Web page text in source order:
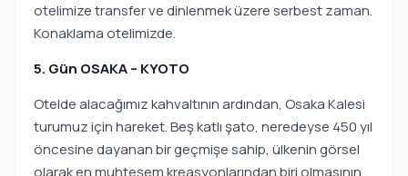
otelimize transfer ve dinlenmek üzere serbest zaman.
Konaklama otelimizde.
5. Gün OSAKA – KYOTO
Otelde alacağımız kahvaltının ardından, Osaka Kalesi
turumuz için hareket. Beş katlı şato, neredeyse 450 yıl
öncesine dayanan bir geçmişe sahip, ülkenin görsel
olarak en muhteşem kreasyonlarından biri olmasının